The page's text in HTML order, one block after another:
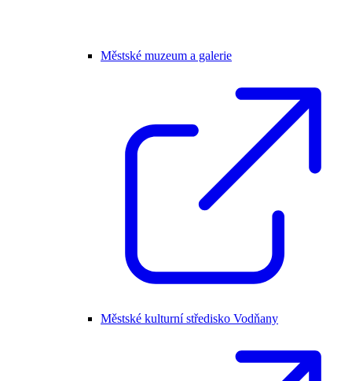
Městské muzeum a galerie
Městské kulturní středisko Vodňany